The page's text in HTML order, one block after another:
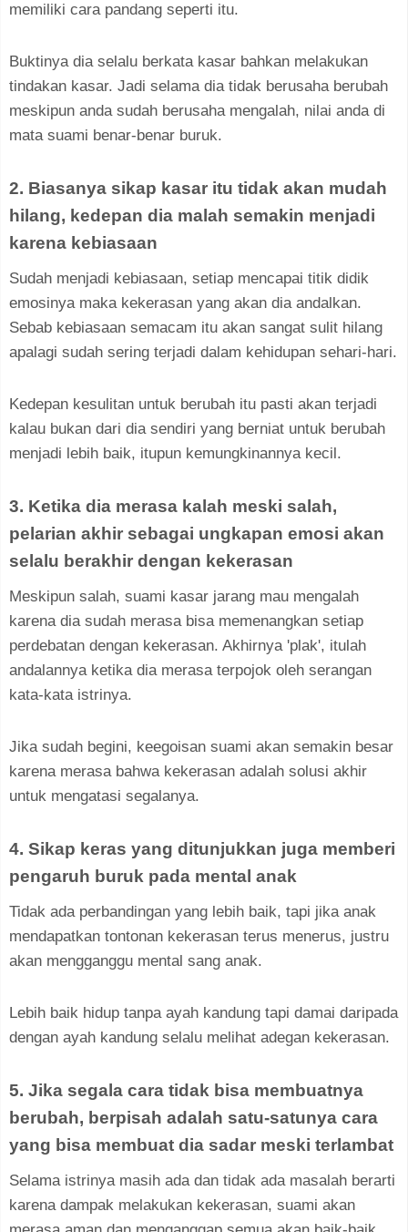
memiliki cara pandang seperti itu.
Buktinya dia selalu berkata kasar bahkan melakukan
tindakan kasar. Jadi selama dia tidak berusaha berubah
meskipun anda sudah berusaha mengalah, nilai anda di
mata suami benar-benar buruk.
2. Biasanya sikap kasar itu tidak akan mudah
hilang, kedepan dia malah semakin menjadi
karena kebiasaan
Sudah menjadi kebiasaan, setiap mencapai titik didik
emosinya maka kekerasan yang akan dia andalkan.
Sebab kebiasaan semacam itu akan sangat sulit hilang
apalagi sudah sering terjadi dalam kehidupan sehari-hari.
Kedepan kesulitan untuk berubah itu pasti akan terjadi
kalau bukan dari dia sendiri yang berniat untuk berubah
menjadi lebih baik, itupun kemungkinannya kecil.
3. Ketika dia merasa kalah meski salah,
pelarian akhir sebagai ungkapan emosi akan
selalu berakhir dengan kekerasan
Meskipun salah, suami kasar jarang mau mengalah
karena dia sudah merasa bisa memenangkan setiap
perdebatan dengan kekerasan. Akhirnya 'plak', itulah
andalannya ketika dia merasa terpojok oleh serangan
kata-kata istrinya.
Jika sudah begini, keegoisan suami akan semakin besar
karena merasa bahwa kekerasan adalah solusi akhir
untuk mengatasi segalanya.
4. Sikap keras yang ditunjukkan juga memberi
pengaruh buruk pada mental anak
Tidak ada perbandingan yang lebih baik, tapi jika anak
mendapatkan tontonan kekerasan terus menerus, justru
akan mengganggu mental sang anak.
Lebih baik hidup tanpa ayah kandung tapi damai daripada
dengan ayah kandung selalu melihat adegan kekerasan.
5. Jika segala cara tidak bisa membuatnya
berubah, berpisah adalah satu-satunya cara
yang bisa membuat dia sadar meski terlambat
Selama istrinya masih ada dan tidak ada masalah berarti
karena dampak melakukan kekerasan, suami akan